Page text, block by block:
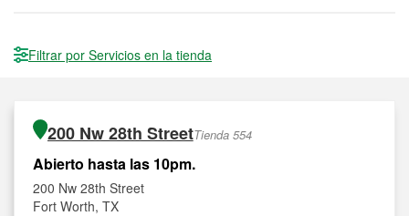
Filtrar por Servicios en la tienda
200 Nw 28th StreetTienda 554
Abierto hasta las 10pm.
200 Nw 28th Street
Fort Worth, TX